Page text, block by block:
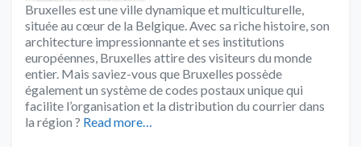
Bruxelles est une ville dynamique et multiculturelle,
située au cœur de la Belgique. Avec sa riche histoire, son
architecture impressionnante et ses institutions
européennes, Bruxelles attire des visiteurs du monde
entier. Mais saviez-vous que Bruxelles possède
également un système de codes postaux unique qui
facilite l’organisation et la distribution du courrier dans
la région ? Read more…